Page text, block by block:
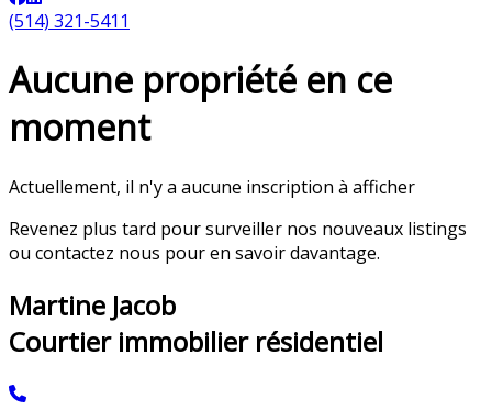
(514) 321-5411
Aucune propriété en ce
moment
Actuellement, il n'y a aucune inscription à afficher
Revenez plus tard pour surveiller nos nouveaux listings
ou contactez nous pour en savoir davantage.
Martine Jacob
Courtier immobilier résidentiel